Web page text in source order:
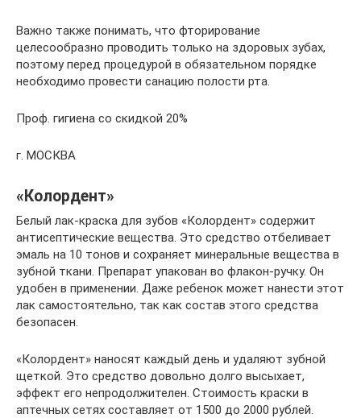
Важно также понимать, что фторирование
целесообразно проводить только на здоровых зубах,
поэтому перед процедурой в обязательном порядке
необходимо провести санацию полости рта.
Проф. гигиена со скидкой 20%
г. МОСКВА
«Колордент»
Белый лак-краска для зубов «Колордент» содержит
антисептические вещества. Это средство отбеливает
эмаль на 10 тонов и сохраняет минеральные вещества в
зубной ткани. Препарат упакован во флакон-ручку. Он
удобен в применении. Даже ребенок может нанести этот
лак самостоятельно, так как состав этого средства
безопасен.
«Колордент» наносят каждый день и удаляют зубной
щеткой. Это средство довольно долго высыхает,
эффект его непродолжителен. Стоимость краски в
аптечных сетях составляет от 1500 до 2000 рублей.